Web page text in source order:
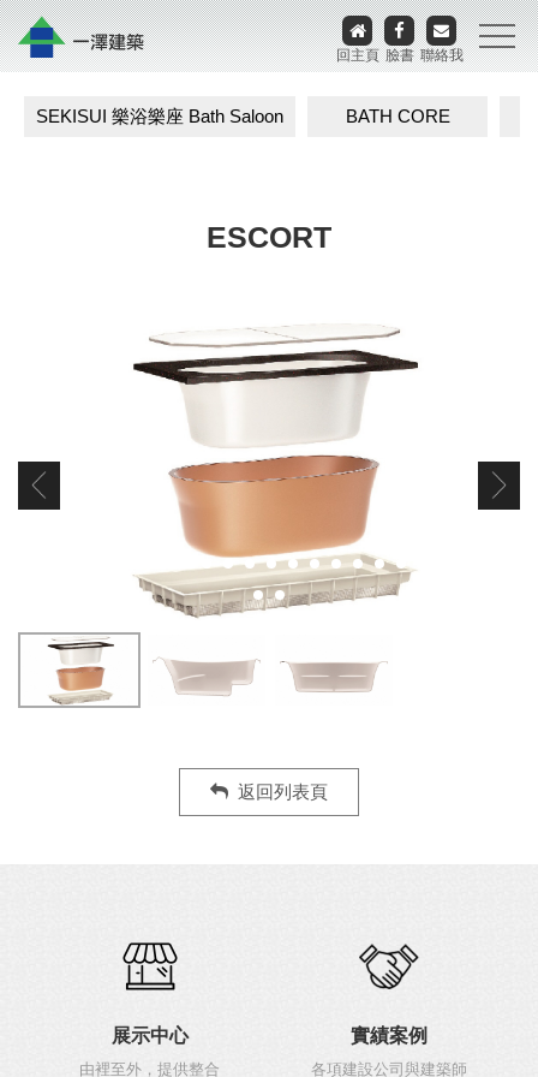
聯絡我
臉書
回主頁
SEKISUI 樂浴樂座 Bath Saloon BATH CORE
ESCORT
返回列表頁
展示中心
由裡至外，提供整合
實績案例
各項建設公司與建築師